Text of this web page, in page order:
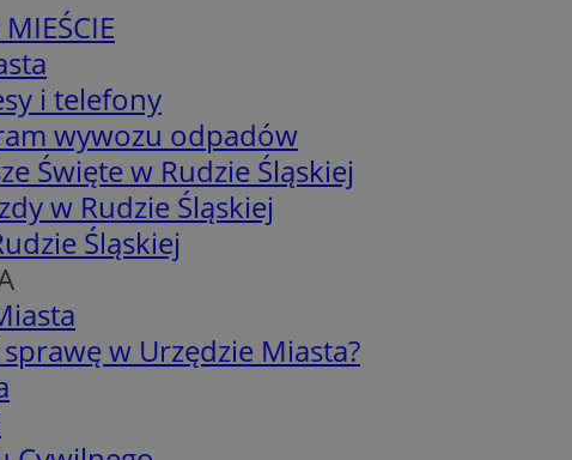
i telefony
wywozu odpadów
Święte w Rudzie Śląskiej
w Rudzie Śląskiej
Śląskiej
sprawę w Urzędzie Miasta?